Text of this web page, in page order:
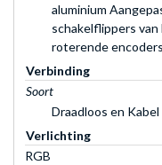
aluminium
schakelflippers
roterende
Verbinding
Soort
Draadloos en Kabel
Verlichting
RGB